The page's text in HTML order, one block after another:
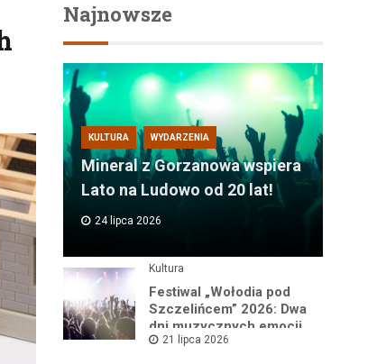
Najnowsze
KULTURA WYDARZENIA
Mineral z Gorzanowa wspiera
Lato na Ludowo od 20 lat!
24 lipca 2026
Kultura
Festiwal „Wołodia pod
Szczelińcem” 2026: Dwa
dni muzycznych emocji
w sercu Gór Stołowych!
21 lipca 2026